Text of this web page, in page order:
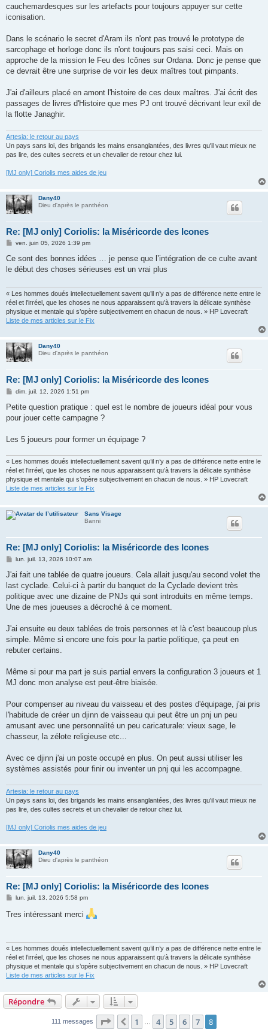
cauchemardesques sur les artefacts pour toujours appuyer sur cette
iconisation.
Dans le scénario le secret d'Aram ils n'ont pas trouvé le prototype de
sarcophage et horloge donc ils n'ont toujours pas saisi ceci. Mais on
approche de la mission le Feu des Icônes sur Ordana. Donc je pense que
ce devrait être une surprise de voir les deux maîtres tout pimpants.
J'ai d'ailleurs placé en amont l'histoire de ces deux maîtres. J'ai écrit des
passages de livres d'Histoire que mes PJ ont trouvé décrivant leur exil de
la flotte Janaghir.
Artesia: le retour au pays
Un pays sans loi, des brigands les mains ensanglantées, des livres qu'il vaut mieux ne
pas lire, des cultes secrets et un chevalier de retour chez lui.
[MJ only] Coriolis mes aides de jeu
Dany40
Dieu d'après le panthéon
Re: [MJ only] Coriolis: la Miséricorde des Icones
M
s
a
ven. juin 05, 2026 1:39 pm
Ce sont des bonnes idées … je pense que l’intégration de ce culte avant
le début des choses sérieuses est un vrai plus
« Les hommes doués intellectuellement savent qu’il n’y a pas de différence nette entre le
réel et l’irréel, que les choses ne nous apparaissent qu’à travers la délicate synthèse
physique et mentale qui s’opère subjectivement en chacun de nous. » HP Lovecraft
Liste de mes articles sur le Fix
Dany40
Dieu d'après le panthéon
Re: [MJ only] Coriolis: la Miséricorde des Icones
M
s
a
dim. juil. 12, 2026 1:51 pm
Petite question pratique : quel est le nombre de joueurs idéal pour vous
pour jouer cette campagne ?
Les 5 joueurs pour former un équipage ?
« Les hommes doués intellectuellement savent qu’il n’y a pas de différence nette entre le
réel et l’irréel, que les choses ne nous apparaissent qu’à travers la délicate synthèse
physique et mentale qui s’opère subjectivement en chacun de nous. » HP Lovecraft
Liste de mes articles sur le Fix
Sans Visage
Banni
Re: [MJ only] Coriolis: la Miséricorde des Icones
M
s
a
g
lun. juil. 13, 2026 10:07 am
J'ai fait une tablée de quatre joueurs. Cela allait jusqu'au second volet the
last cyclade. Celui-ci à partir du banquet de la Cyclade devient très
politique avec une dizaine de PNJs qui sont introduits en même temps.
Une de mes joueuses a décroché à ce moment.
J'ai ensuite eu deux tablées de trois personnes et là c'est beaucoup plus
simple. Même si encore une fois pour la partie politique, ça peut en
rebuter certains.
Même si pour ma part je suis partial envers la configuration 3 joueurs et 1
MJ donc mon analyse est peut-être biaisée.
Pour compenser au niveau du vaisseau et des postes d'équipage, j'ai pris
l'habitude de créer un djinn de vaisseau qui peut être un pnj un peu
amusant avec une personnalité un peu caricaturale: vieux sage, le
chasseur, la zélote religieuse etc...
Avec ce djinn j'ai un poste occupé en plus. On peut aussi utiliser les
systèmes assistés pour finir ou inventer un pnj qui les accompagne.
Artesia: le retour au pays
Un pays sans loi, des brigands les mains ensanglantées, des livres qu'il vaut mieux ne
pas lire, des cultes secrets et un chevalier de retour chez lui.
[MJ only] Coriolis mes aides de jeu
Dany40
Dieu d'après le panthéon
Re: [MJ only] Coriolis: la Miséricorde des Icones
M
s
lun. juil. 13, 2026 5:58 pm
Tres intéressant merci
« Les hommes doués intellectuellement savent qu’il n’y a pas de différence nette entre le
réel et l’irréel, que les choses ne nous apparaissent qu’à travers la délicate synthèse
physique et mentale qui s’opère subjectivement en chacun de nous. » HP Lovecraft
Liste de mes articles sur le Fix
Répondre
111 messages Page sur
Précédent
1 4 5 6 7 8